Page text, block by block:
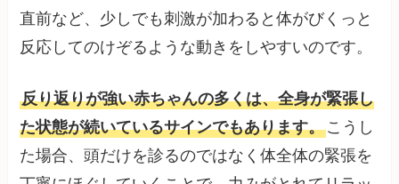
直前など、少しでも刺激が加わると体がびくっと
反応してのけぞるような動きをしやすいのです。
反り返りが強い赤ちゃんの多くは、全身が緊張し
た状態が続いているサインでもあります。こうし
た場合、頭だけを診るのではなく体全体の緊張を